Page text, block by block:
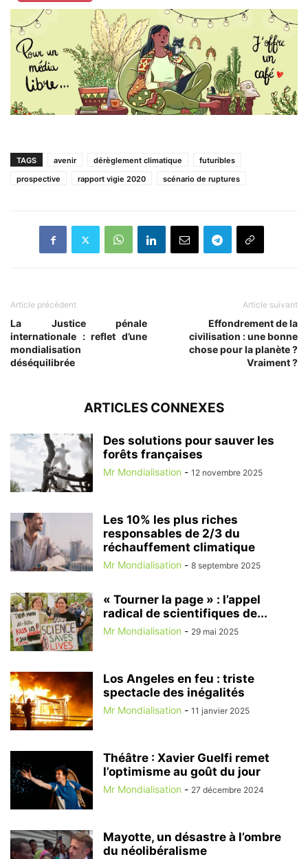
TAGS avenir dérèglement climatique
futuribles
prospective
rapport vigie 2020 scénario de ruptures
Article précédent
La Justice pénale
internationale : reflet d’une
mondialisation
déséquilibrée
Article suivant
Effondrement de la
civilisation : une bonne
chose pour la planète ?
Vraiment ?
ARTICLES CONNEXES
Des solutions pour sauver les
forêts françaises
Mr Mondialisation - 12 novembre 2025
Les 10% les plus riches
responsables de 2/3 du
réchauffement climatique
Mr Mondialisation - 8 septembre 2025
« Tourner la page » : l’appel
radical de scientifiques de...
Mr Mondialisation - 29 mai 2025
Los Angeles en feu : triste
spectacle des inégalités
Mr Mondialisation - 11 janvier 2025
Théâtre : Xavier Guelfi remet
l’optimisme au goût du jour
Mr Mondialisation - 27 décembre 2024
Mayotte, un désastre à l’ombre
du néolibéralisme